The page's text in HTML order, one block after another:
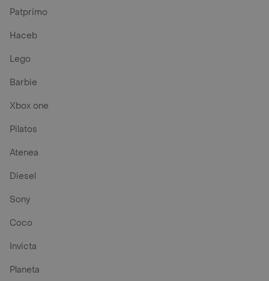
Patprimo
Haceb
Lego
Barbie
Xbox one
Pilatos
Atenea
Diesel
Sony
Coco
Invicta
Planeta